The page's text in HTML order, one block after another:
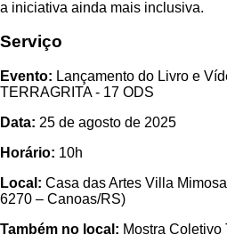
a iniciativa ainda mais inclusiva.
Serviço
Evento: Lançamento do Livro e
TERRAGRITA - 17 ODS
Data: 25 de agosto de 2025
Horário: 10h
Local: Casa das Artes Villa
6270 – Canoas/RS)
Também no local: Mostra Coletivo